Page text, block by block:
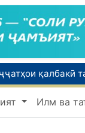
Илм ва